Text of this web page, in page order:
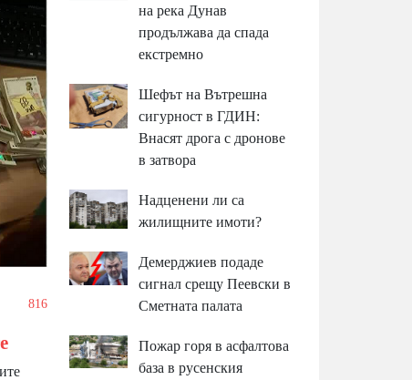
816
на река Дунав
продължава да спада
екстремно
Шефът на Вътрешна
сигурност в ГДИН:
Внасят дрога с дронове
в затвора
Надценени ли са
жилищните имоти?
Демерджиев подаде
сигнал срещу Пеевски в
Сметната палата
Пожар горя в асфалтова
база в русенския